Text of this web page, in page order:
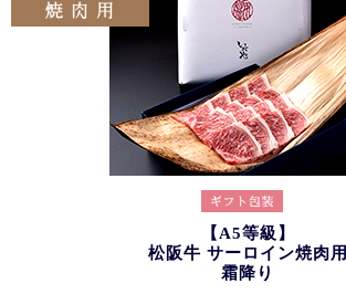
【A5等級】
松阪牛 サーロイン焼肉用
霜降り